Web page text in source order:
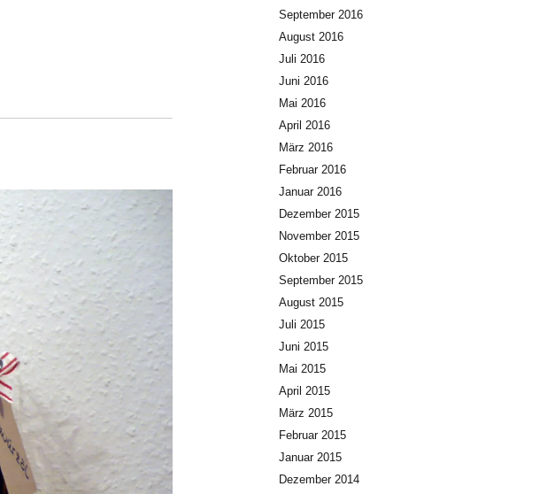
September 2016
August 2016
Juli 2016
Juni 2016
Mai 2016
April 2016
März 2016
Februar 2016
Januar 2016
Dezember 2015
November 2015
Oktober 2015
September 2015
August 2015
Juli 2015
Juni 2015
Mai 2015
April 2015
März 2015
Februar 2015
Januar 2015
Dezember 2014